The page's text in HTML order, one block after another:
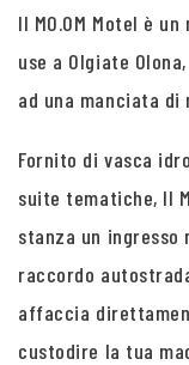
Il MO.OM Motel è
use a Olgiate
ad una manciata di
Fornito di vasca
suite tematiche, Il
stanza un ingresso
raccordo
affaccia
custodire la tua